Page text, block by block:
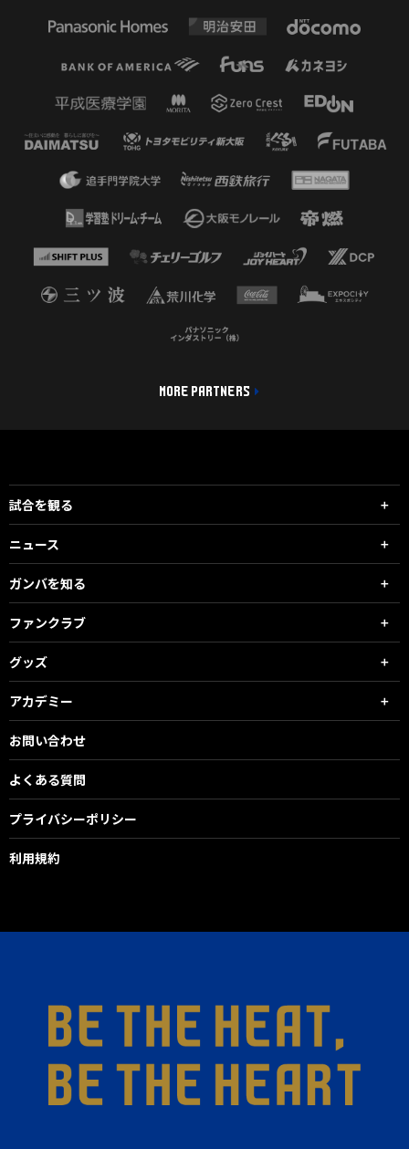
MORE PARTNERS
試合を観る
ニュース
ガンバを知る
ファンクラブ
グッズ
アカデミー
お問い合わせ
よくある質問
プライバシーポリシー
利用規約